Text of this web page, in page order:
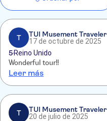
T
TUI Musement Traveler
17 de octubre de 2025
5 Reino Unido
Wonderful tour!!
Leer más
T
TUI Musement Traveler
20 de julio de 2025